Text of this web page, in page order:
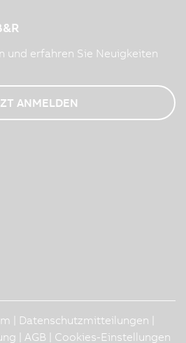
und erfahren Sie Neuigkeiten
ANMELDEN
Datenschutzmitteilungen
AGB Cookies-Einstellungen